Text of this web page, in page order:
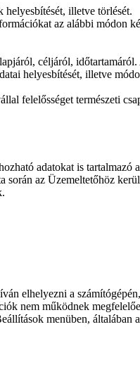
helyesbítését, illetve törlését.
az alábbi módon
céljáról,
helyesbítését, illetve
felelősséget természeti
adatokat is
az Üzemeltetőhöz
elhelyezni a
nem működnek
menüben, általában